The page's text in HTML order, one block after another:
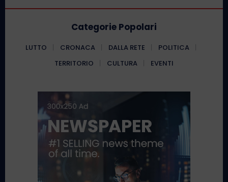
Categorie Popolari
LUTTO CRONACA DALLA RETE
POLITICA
TERRITORIO
CULTURA EVENTI